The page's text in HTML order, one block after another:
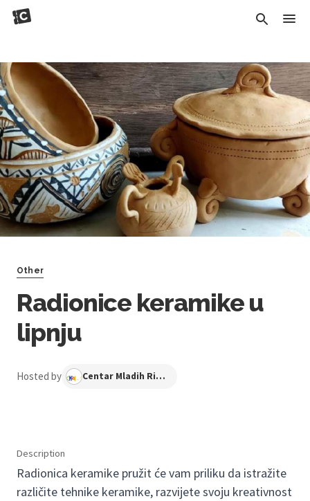
Other
Radionice keramike u
lipnju
Hosted by Centar Mladih Ribnjak
Description
Radionica keramike pružit će vam priliku da istražite
različite tehnike keramike, razvijete svoju kreativnost